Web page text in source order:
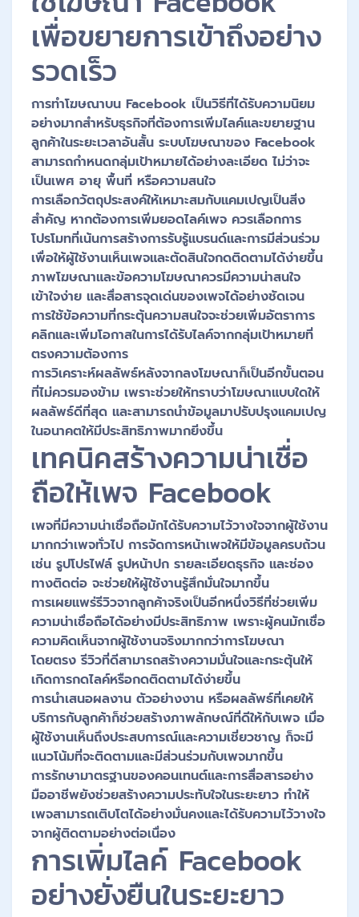
เพื่อขยายการเข้าถึงอย่าง
รวดเร็ว
การทำโฆษณาบน Facebook เป็นวิธีที่ได้รับความนิยม
อย่างมากสำหรับธุรกิจที่ต้องการเพิ่มไลค์และขยายฐาน
ลูกค้าในระยะเวลาอันสั้น ระบบโฆษณาของ Facebook
สามารถกำหนดกลุ่มเป้าหมายได้อย่างละเอียด ไม่ว่าจะ
เป็นเพศ อายุ พื้นที่ หรือความสนใจ
การเลือกวัตถุประสงค์ให้เหมาะสมกับแคมเปญเป็นสิ่ง
สำคัญ หากต้องการเพิ่มยอดไลค์เพจ ควรเลือกการ
โปรโมทที่เน้นการสร้างการรับรู้แบรนด์และการมีส่วนร่วม
เพื่อให้ผู้ใช้งานเห็นเพจและตัดสินใจกดติดตามได้ง่ายขึ้น
ภาพโฆษณาและข้อความโฆษณาควรมีความน่าสนใจ
เข้าใจง่าย และสื่อสารจุดเด่นของเพจได้อย่างชัดเจน
การใช้ข้อความที่กระตุ้นความสนใจจะช่วยเพิ่มอัตราการ
คลิกและเพิ่มโอกาสในการได้รับไลค์จากกลุ่มเป้าหมายที่
ตรงความต้องการ
การวิเคราะห์ผลลัพธ์หลังจากลงโฆษณาก็เป็นอีกขั้นตอน
ที่ไม่ควรมองข้าม เพราะช่วยให้ทราบว่าโฆษณาแบบใดให้
ผลลัพธ์ดีที่สุด และสามารถนำข้อมูลมาปรับปรุงแคมเปญ
ในอนาคตให้มีประสิทธิภาพมากยิ่งขึ้น
เทคนิคสร้างความน่าเชื่อ
ถือให้เพจ Facebook
เพจที่มีความน่าเชื่อถือมักได้รับความไว้วางใจจากผู้ใช้งาน
มากกว่าเพจทั่วไป การจัดการหน้าเพจให้มีข้อมูลครบถ้วน
เช่น รูปโปรไฟล์ รูปหน้าปก รายละเอียดธุรกิจ และช่อง
ทางติดต่อ จะช่วยให้ผู้ใช้งานรู้สึกมั่นใจมากขึ้น
การเผยแพร่รีวิวจากลูกค้าจริงเป็นอีกหนึ่งวิธีที่ช่วยเพิ่ม
ความน่าเชื่อถือได้อย่างมีประสิทธิภาพ เพราะผู้คนมักเชื่อ
ความคิดเห็นจากผู้ใช้งานจริงมากกว่าการโฆษณา
โดยตรง รีวิวที่ดีสามารถสร้างความมั่นใจและกระตุ้นให้
เกิดการกดไลค์หรือกดติดตามได้ง่ายขึ้น
การนำเสนอผลงาน ตัวอย่างงาน หรือผลลัพธ์ที่เคยให้
บริการกับลูกค้าก็ช่วยสร้างภาพลักษณ์ที่ดีให้กับเพจ เมื่อ
ผู้ใช้งานเห็นถึงประสบการณ์และความเชี่ยวชาญ ก็จะมี
แนวโน้มที่จะติดตามและมีส่วนร่วมกับเพจมากขึ้น
การรักษามาตรฐานของคอนเทนต์และการสื่อสารอย่าง
มืออาชีพยังช่วยสร้างความประทับใจในระยะยาว ทำให้
เพจสามารถเติบโตได้อย่างมั่นคงและได้รับความไว้วางใจ
จากผู้ติดตามอย่างต่อเนื่อง
การเพิ่มไลค์ Facebook
อย่างยั่งยืนในระยะยาว